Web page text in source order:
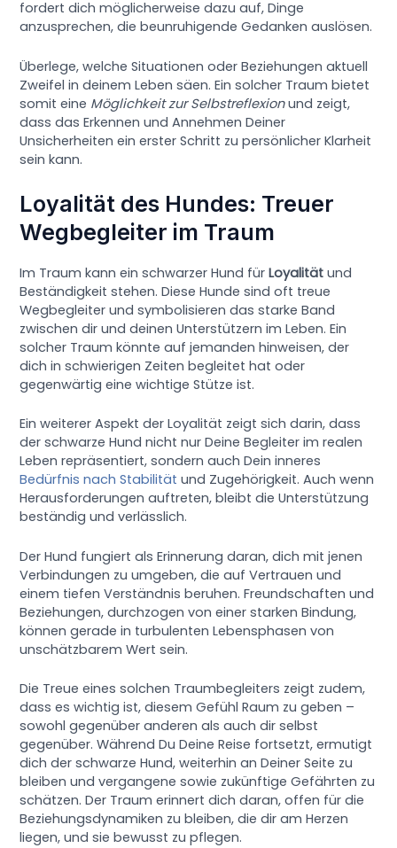
fordert dich möglicherweise dazu auf, Dinge
anzusprechen, die beunruhigende Gedanken auslösen.
Überlege, welche Situationen oder Beziehungen aktuell
Zweifel in deinem Leben säen. Ein solcher Traum bietet
somit eine Möglichkeit zur Selbstreflexionund zeigt,
dass das Erkennen und Annehmen Deiner
Unsicherheiten ein erster Schritt zu persönlicher Klarheit
sein kann.
Loyalität des Hundes: Treuer
Wegbegleiter im Traum
Im Traum kann ein schwarzer Hund fürLoyalität und
Beständigkeit stehen. Diese Hunde sind oft treue
Wegbegleiter und symbolisieren das starke Band
zwischen dir und deinen Unterstützern im Leben. Ein
solcher Traum könnte auf jemanden hinweisen, der
dich in schwierigen Zeiten begleitet hat oder
gegenwärtig eine wichtige Stütze ist.
Ein weiterer Aspekt der Loyalität zeigt sich darin, dass
der schwarze Hund nicht nur Deine Begleiter im realen
Leben repräsentiert, sondern auch Dein inneres
Bedürfnis nach Stabilität und Zugehörigkeit. Auch wenn
Herausforderungen auftreten, bleibt die Unterstützung
beständig und verlässlich.
Der Hund fungiert als Erinnerung daran, dich mit jenen
Verbindungen zu umgeben, die auf Vertrauen und
einem tiefen Verständnis beruhen. Freundschaften und
Beziehungen, durchzogen von einer starken Bindung,
können gerade in turbulenten Lebensphasen von
unschätzbarem Wert sein.
Die Treue eines solchen Traumbegleiters zeigt zudem,
dass es wichtig ist, diesem Gefühl Raum zu geben –
sowohl gegenüber anderen als auch dir selbst
gegenüber. Während Du Deine Reise fortsetzt, ermutigt
dich der schwarze Hund, weiterhin an Deiner Seite zu
bleiben und vergangene sowie zukünftige Gefährten zu
schätzen. Der Traum erinnert dich daran, offen für die
Beziehungsdynamiken zu bleiben, die dir am Herzen
liegen, und sie bewusst zu pflegen.